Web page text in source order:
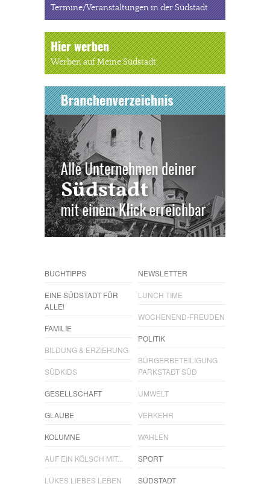
Termine/Veranstaltungen in der Südstadt
Hier werben
Werben auf Meine Südstadt
BUCHTIPPS
EINE SÜDSTADT FÜR
ALLE!
FAMILIE
BILDUNG & ERZIEHUNG
SÜDKIDS
GESELLSCHAFT
GLAUBE
KOLUMNE
AUF EIN KÖLSCH MIT...
LÜKES LIEBES LEBEN
NEWSLETTER
LUNCH TIME
WOCHENEND-FREUDEN
POLITIK
BÜRGERBETEILIGUNG
PARKSTADT SÜD
UMWELT
VERKEHR
WAHLEN
SPORT
SÜDSTADT